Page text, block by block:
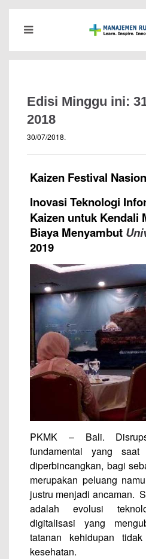
Edisi Minggu ini:
2018
30/07/2018.
Kaizen Festival
Inovasi Teknologi
Kaizen untuk Kendali
Biaya Menyambut
2019
PKMK – Bali.
fundamental yang
diperbincangkan, bagi
merupakan peluang
justru menjadi ancaman.
adalah evolusi
digitalisasi yang
tatanan kehidupan
kesehatan.